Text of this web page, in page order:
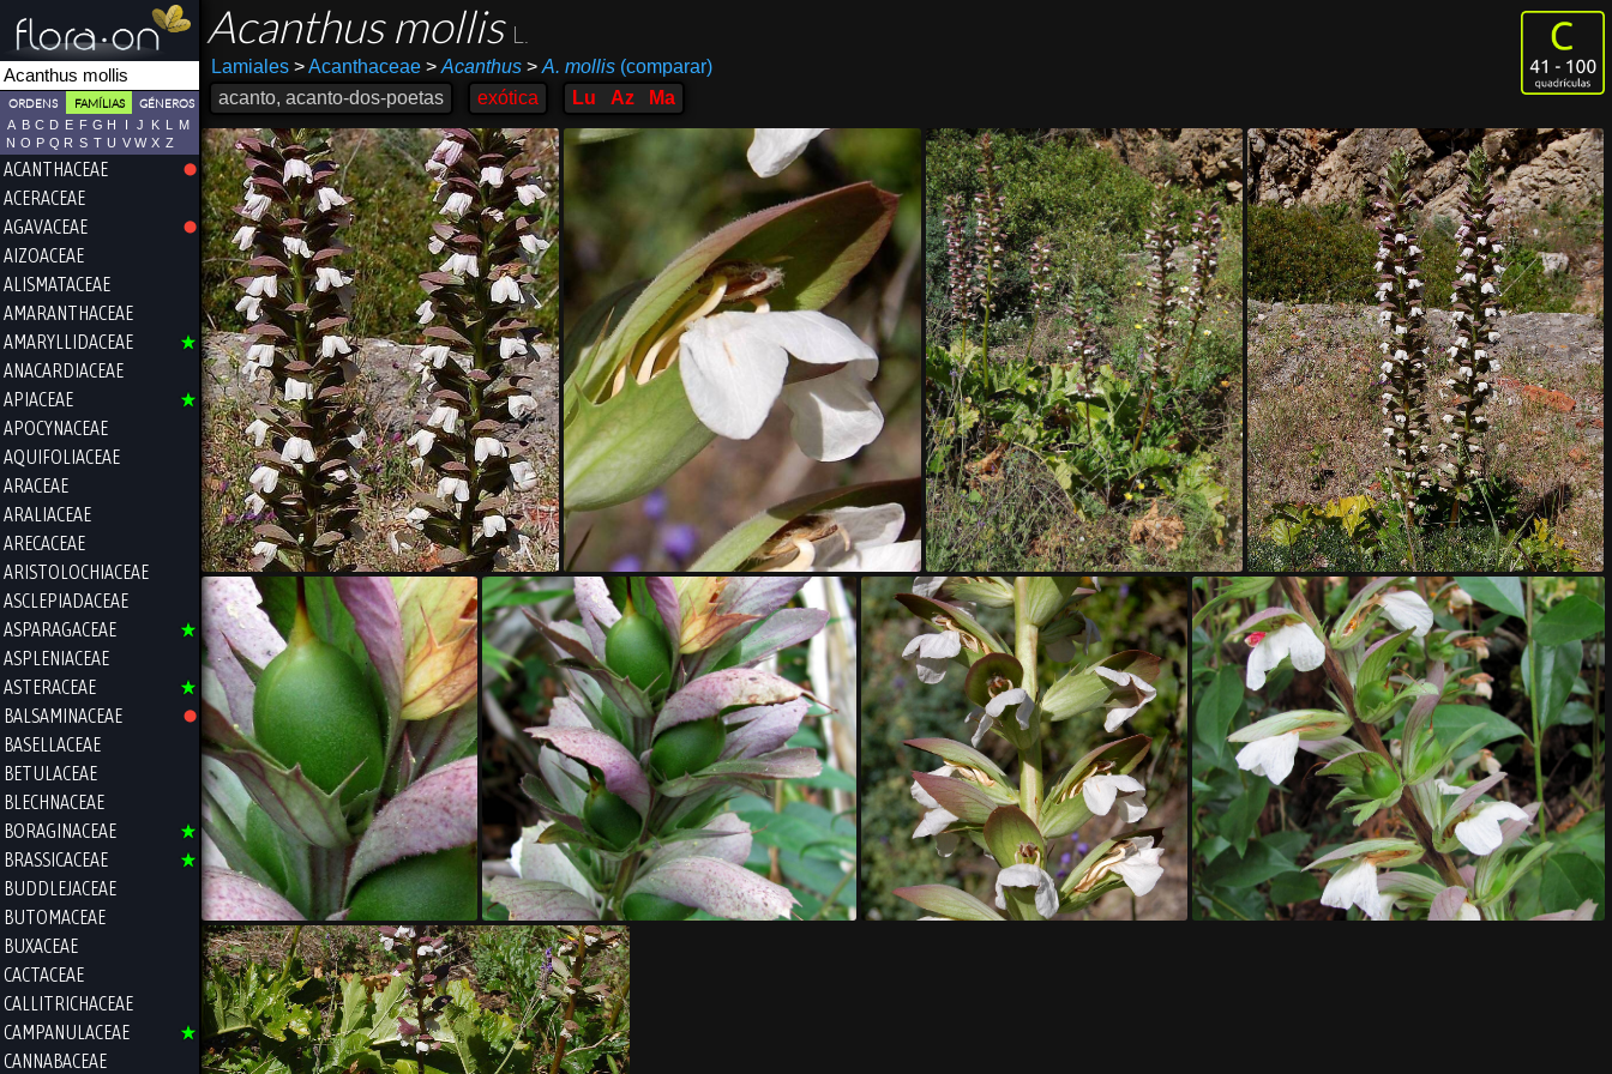
ORDENS FAMÍLIAS GÉNEROS
A B C D E F G H I J K L
M
N O P Q R S T U V W X Z
ACANTHACEAE
ACERACEAE
AGAVACEAE
AIZOACEAE
ALISMATACEAE
AMARANTHACEAE
AMARYLLIDACEAE
ANACARDIACEAE
APIACEAE
APOCYNACEAE
AQUIFOLIACEAE
ARACEAE
ARALIACEAE
ARECACEAE
ARISTOLOCHIACEAE
ASCLEPIADACEAE
ASPARAGACEAE
ASPLENIACEAE
ASTERACEAE
BALSAMINACEAE
BASELLACEAE
BETULACEAE
BLECHNACEAE
BORAGINACEAE
BRASSICACEAE
BUDDLEJACEAE
BUTOMACEAE
BUXACEAE
CACTACEAE
CALLITRICHACEAE
CAMPANULACEAE
CANNABACEAE
Acanthus mollis
Lamiales >Acanthaceae > Acanthus > A. mollis(comparar)
acanto, acanto-dos-poetas
exótica Lu Az Ma